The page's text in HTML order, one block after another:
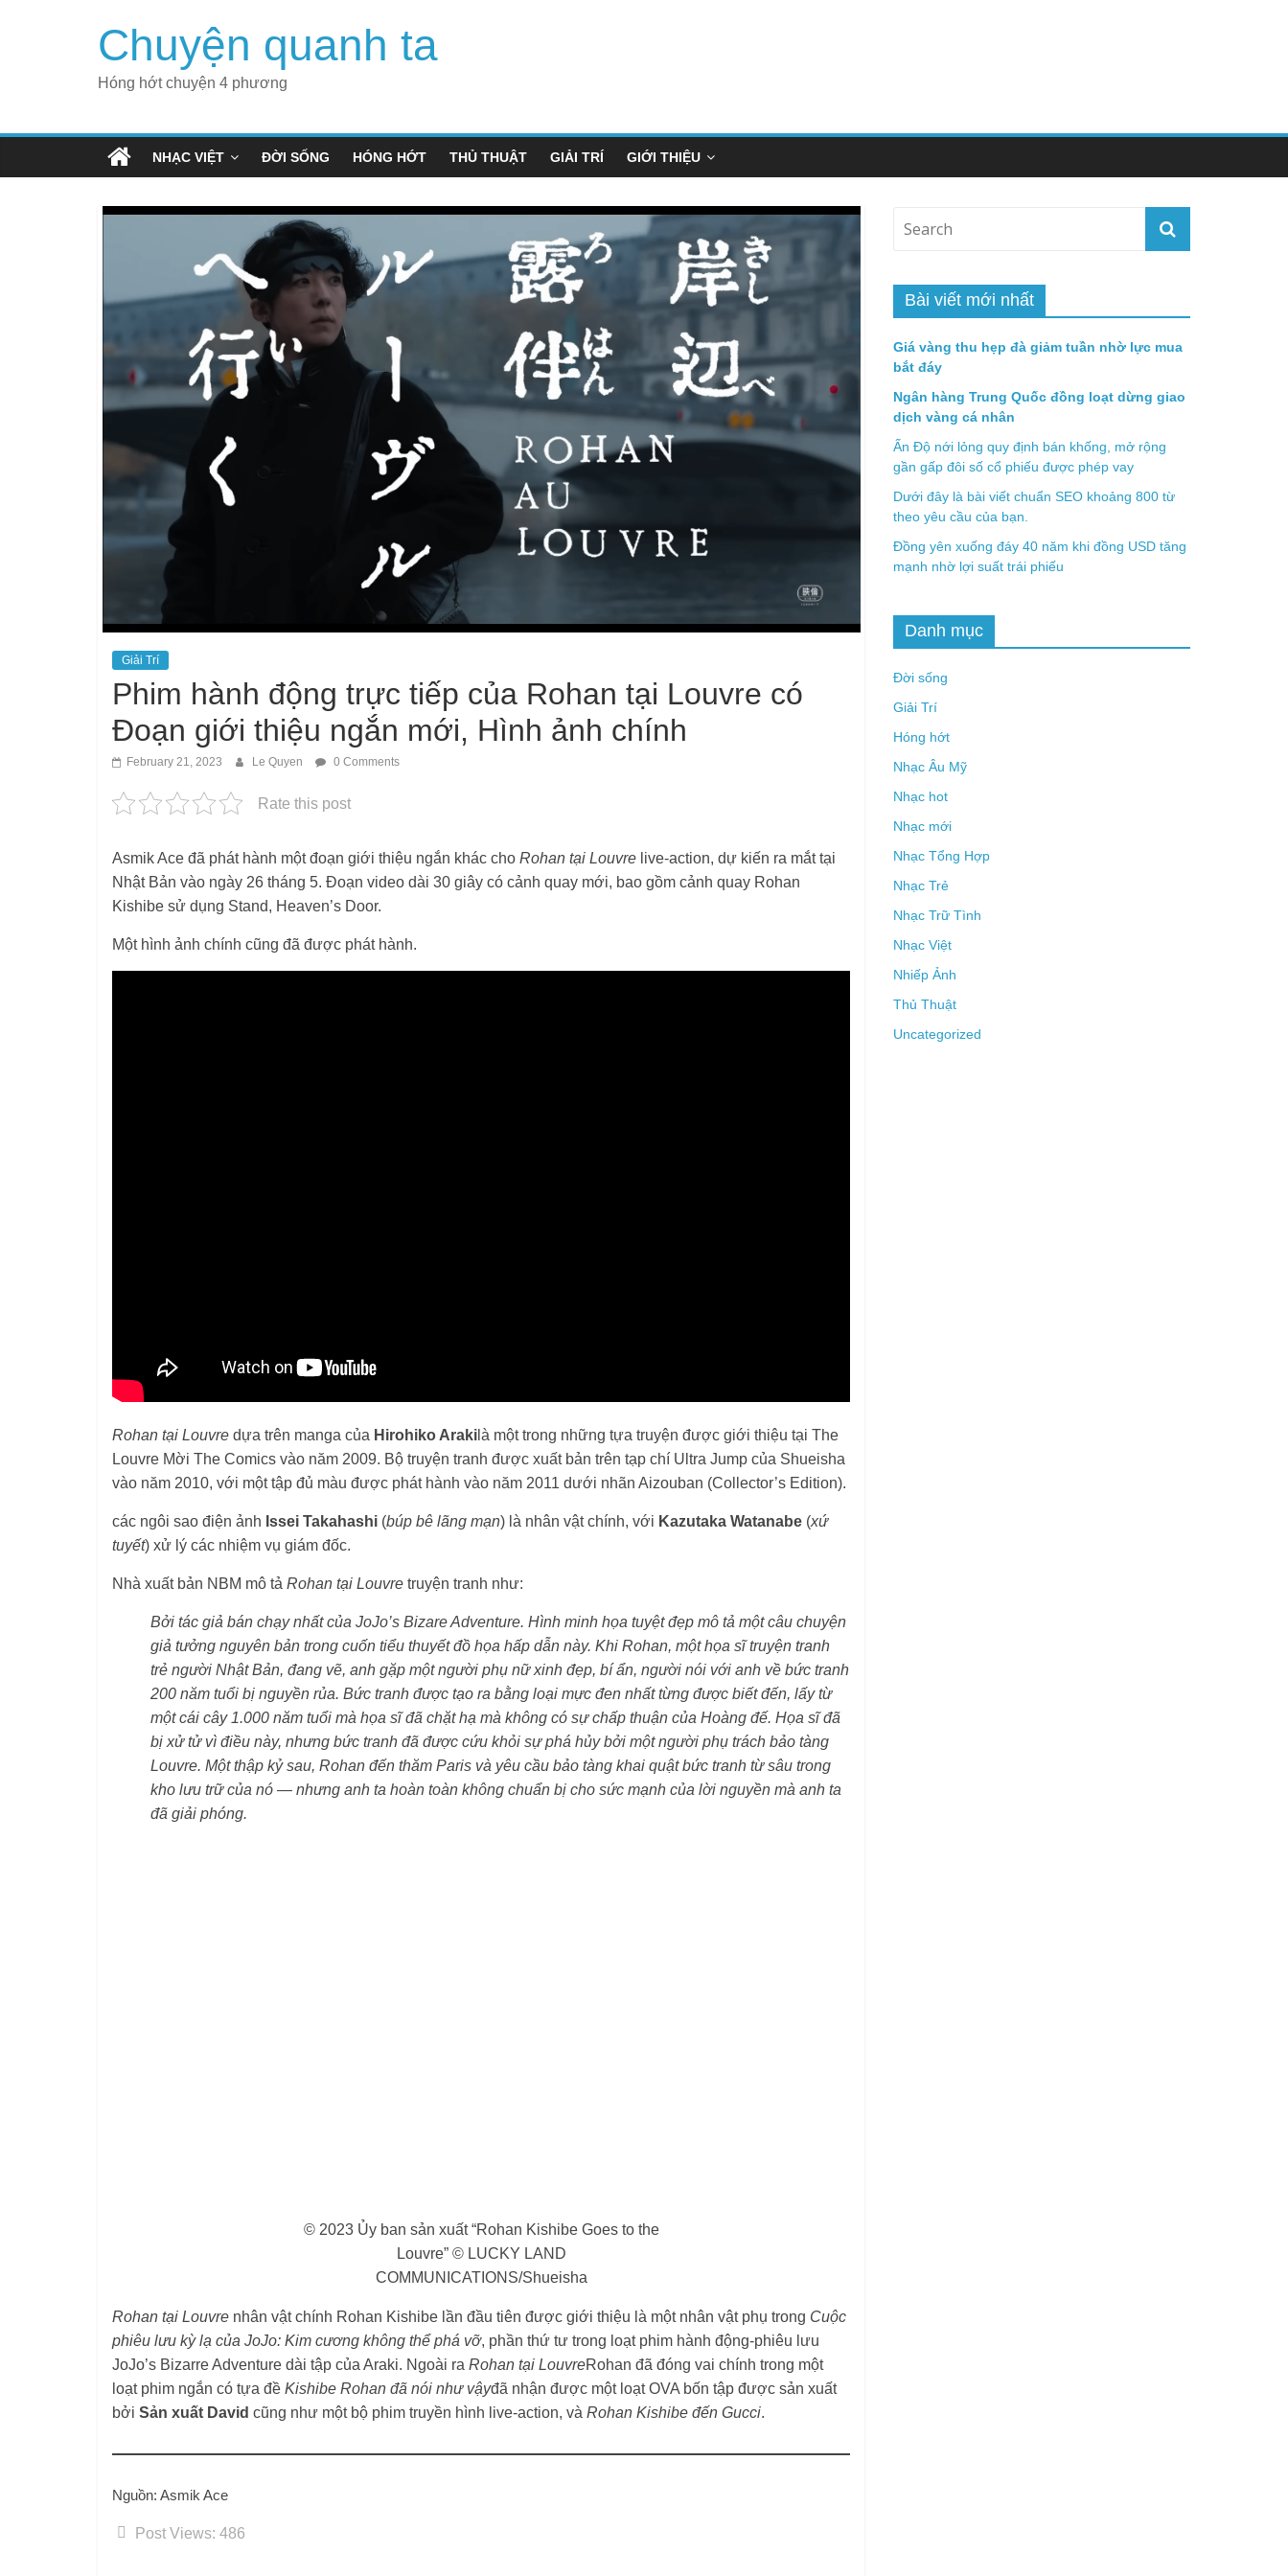
Chuyện quanh ta
Hóng hớt chuyện 4 phương
NHẠC VIỆT ĐỜI SỐNG HÓNG HỚT THỦ THUẬT GIẢI TRÍ GIỚI THIỆU
Giải Trí
Phim hành động trực tiếp của Rohan tại Louvre có
Đoạn giới thiệu ngắn mới, Hình ảnh chính
February 21, 2023 Le Quyen 0 Comments
Rate this post
Asmik Ace đã phát hành một đoạn giới thiệu ngắn khác cho Rohan tại Louvre live-action, dự kiến ​​ra mắt tại
Nhật Bản vào ngày 26 tháng 5. Đoạn video dài 30 giây có cảnh quay mới, bao gồm cảnh quay Rohan
Kishibe sử dụng Stand, Heaven’s Door.
Một hình ảnh chính cũng đã được phát hành.
Rohan tại Louvre dựa trên manga của Hirohiko Araki là một trong những tựa truyện được giới thiệu tại The
Louvre Mời The Comics vào năm 2009. Bộ truyện tranh được xuất bản trên tạp chí Ultra Jump của Shueisha
vào năm 2010, với một tập đủ màu được phát hành vào năm 2011 dưới nhãn Aizouban (Collector’s Edition).
các ngôi sao điện ảnh Issei Takahashi (búp bê lãng mạn) là nhân vật chính, với Kazutaka Watanabe (xứ
tuyết) xử lý các nhiệm vụ giám đốc.
Nhà xuất bản NBM mô tả Rohan tại Louvre truyện tranh như:
Bởi tác giả bán chạy nhất của JoJo’s Bizare Adventure. Hình minh họa tuyệt đẹp mô tả một câu chuyện
giả tưởng nguyên bản trong cuốn tiểu thuyết đồ họa hấp dẫn này. Khi Rohan, một họa sĩ truyện tranh
trẻ người Nhật Bản, đang vẽ, anh gặp một người phụ nữ xinh đẹp, bí ẩn, người nói với anh về bức tranh
200 năm tuổi bị nguyền rủa. Bức tranh được tạo ra bằng loại mực đen nhất từng được biết đến, lấy từ
một cái cây 1.000 năm tuổi mà họa sĩ đã chặt hạ mà không có sự chấp thuận của Hoàng đế. Họa sĩ đã
bị xử tử vì điều này, nhưng bức tranh đã được cứu khỏi sự phá hủy bởi một người phụ trách bảo tàng
Louvre. Một thập kỷ sau, Rohan đến thăm Paris và yêu cầu bảo tàng khai quật bức tranh từ sâu trong
kho lưu trữ của nó — nhưng anh ta hoàn toàn không chuẩn bị cho sức mạnh của lời nguyền mà anh ta
đã giải phóng.
© 2023 Ủy ban sản xuất “Rohan Kishibe Goes to the
Louvre” © LUCKY LAND
COMMUNICATIONS/Shueisha
Rohan tại Louvre nhân vật chính Rohan Kishibe lần đầu tiên được giới thiệu là một nhân vật phụ trong Cuộc
phiêu lưu kỳ lạ của JoJo: Kim cương không thể phá vỡ, phần thứ tư trong loạt phim hành động-phiêu lưu
JoJo’s Bizarre Adventure dài tập của Araki. Ngoài ra Rohan tại LouvreRohan đã đóng vai chính trong một
loạt phim ngắn có tựa đề Kishibe Rohan đã nói như vậyđã nhận được một loạt OVA bốn tập được sản xuất
bởi Sản xuất David cũng như một bộ phim truyền hình live-action, và Rohan Kishibe đến Gucci.
Nguồn: Asmik Ace
Post Views: 486
Bài viết mới nhất
Giá vàng thu hẹp đà giảm tuần nhờ lực mua
bắt đáy
Ngân hàng Trung Quốc đồng loạt dừng giao
dịch vàng cá nhân
Ấn Độ nới lỏng quy định bán khống, mở rộng
gần gấp đôi số cổ phiếu được phép vay
Dưới đây là bài viết chuẩn SEO khoảng 800 từ
theo yêu cầu của bạn.
Đồng yên xuống đáy 40 năm khi đồng USD tăng
mạnh nhờ lợi suất trái phiếu
Danh mục
Đời sống
Giải Trí
Hóng hớt
Nhạc Âu Mỹ
Nhạc hot
Nhạc mới
Nhạc Tổng Hợp
Nhạc Trẻ
Nhạc Trữ Tình
Nhạc Việt
Nhiếp Ảnh
Thủ Thuật
Uncategorized